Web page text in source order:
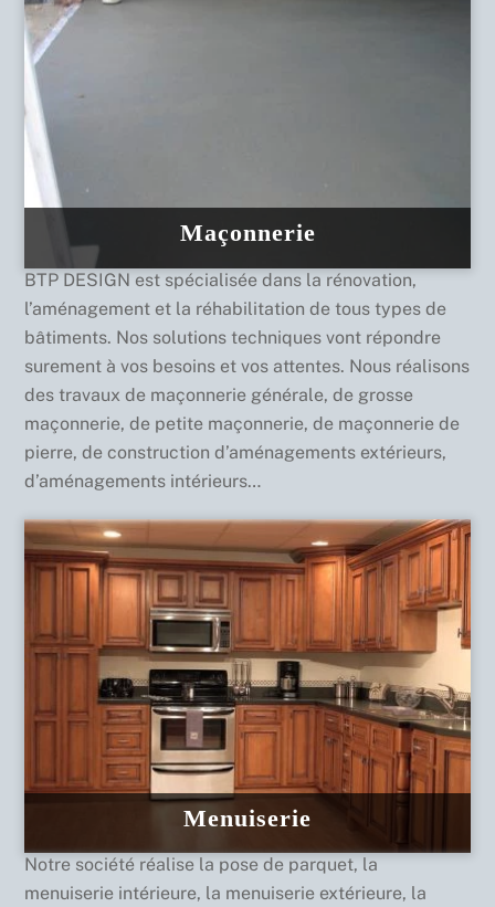
Maçonnerie
BTP DESIGN est spécialisée dans la rénovation,
l’aménagement et la réhabilitation de tous types de
bâtiments. Nos solutions techniques vont répondre
surement à vos besoins et vos attentes. Nous réalisons
des travaux de maçonnerie générale, de grosse
maçonnerie, de petite maçonnerie, de maçonnerie de
pierre, de construction d’aménagements extérieurs,
d’aménagements intérieurs…
Menuiserie
Notre société réalise la pose de parquet, la
menuiserie intérieure, la menuiserie extérieure, la